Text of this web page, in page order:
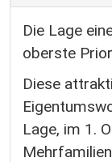
Die Lage
oberste
Diese
Lage, im 1.